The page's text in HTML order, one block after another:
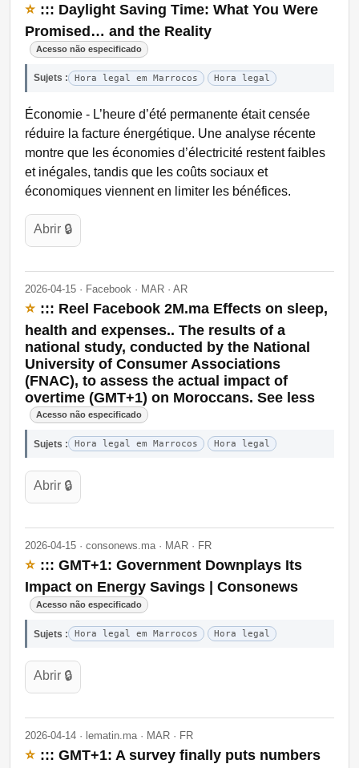
⭐ ::: Daylight Saving Time: What You Were
Promised… and the Reality
Acesso não especificado
Sujets : Hora legal em Marrocos Hora legal
Économie - L’heure d’été permanente était censée
réduire la facture énergétique. Une analyse récente
montre que les économies d’électricité restent faibles
et inégales, tandis que les coûts sociaux et
économiques viennent en limiter les bénéfices.
Abrir 🔒
2026-04-15 · Facebook · MAR · AR
⭐ ::: Reel Facebook 2M.ma Effects on sleep,
health and expenses.. The results of a
national study, conducted by the National
University of Consumer Associations
(FNAC), to assess the actual impact of
overtime (GMT+1) on Moroccans. See less
Acesso não especificado
Sujets : Hora legal em Marrocos Hora legal
Abrir 🔒
2026-04-15 · consonews.ma · MAR · FR
⭐ ::: GMT+1: Government Downplays Its
Impact on Energy Savings | Consonews
Acesso não especificado
Sujets : Hora legal em Marrocos Hora legal
Abrir 🔒
2026-04-14 · lematin.ma · MAR · FR
⭐ ::: GMT+1: A survey finally puts numbers